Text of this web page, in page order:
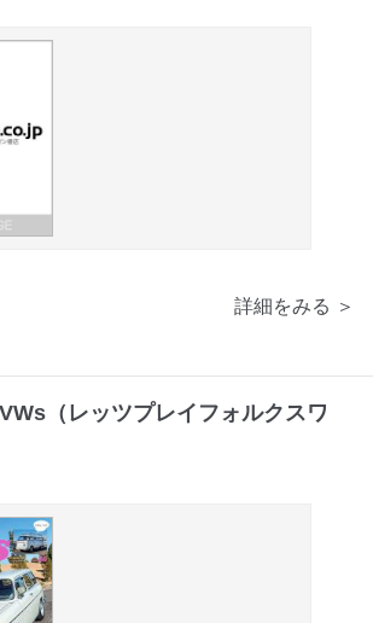
詳細をみる ＞
（レッツプレイフォルクスワ